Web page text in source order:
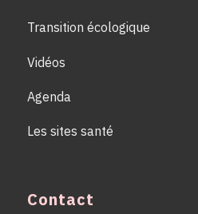
Transition écologique
Vidéos
Agenda
Les sites santé
Contact